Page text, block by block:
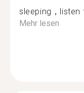
sleeping，
Mehr lesen